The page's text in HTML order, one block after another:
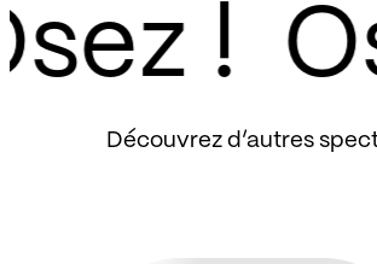
!
Découvrez d’autres